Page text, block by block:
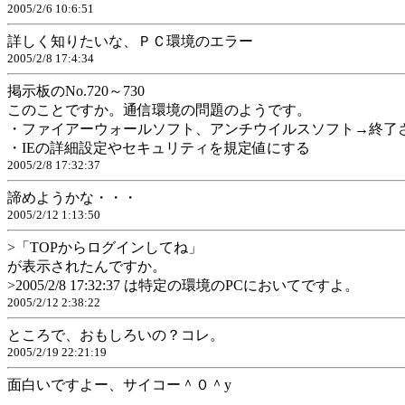
2005/2/6 10:6:51
詳しく知りたいな、ＰＣ環境のエラー
2005/2/8 17:4:34
掲示板のNo.720～730
このことですか。通信環境の問題のようです。
・ファイアーウォールソフト、アンチウイルスソフト→終了
・IEの詳細設定やセキュリティを規定値にする
2005/2/8 17:32:37
諦めようかな・・・
2005/2/12 1:13:50
>「TOPからログインしてね」
が表示されたんですか。
>2005/2/8 17:32:37 は特定の環境のPCにおいてですよ。
2005/2/12 2:38:22
ところで、おもしろいの？コレ。
2005/2/19 22:21:19
面白いですよー、サイコー＾０＾y